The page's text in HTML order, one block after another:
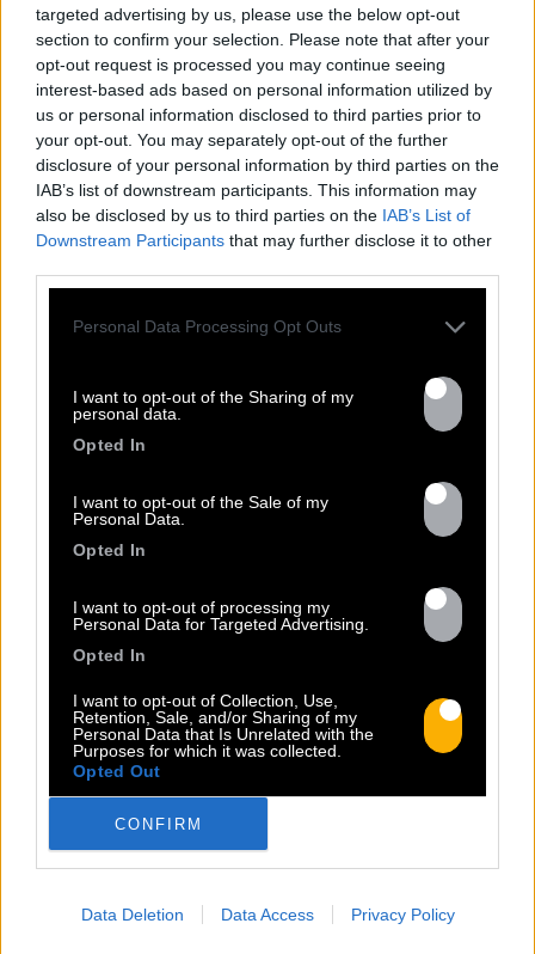
targeted advertising by us, please use the below opt-out
section to confirm your selection. Please note that after your
opt-out request is processed you may continue seeing
interest-based ads based on personal information utilized by
us or personal information disclosed to third parties prior to
your opt-out. You may separately opt-out of the further
disclosure of your personal information by third parties on the
IAB’s list of downstream participants. This information may
also be disclosed by us to third parties on the IAB’s List of
Downstream Participants that may further disclose it to other
Personal Data Processing Opt Outs
I want to opt-out of the Sharing of my
personal data.
Opted In
I want to opt-out of the Sale of my
Personal Data.
Opted In
I want to opt-out of processing my
Personal Data for Targeted Advertising.
Opted In
I want to opt-out of Collection, Use,
Retention, Sale, and/or Sharing of my
Personal Data that Is Unrelated with the
Purposes for which it was collected.
Opted Out
CONFIRM
Data Deletion Data Access Privacy Policy
TOUTES LES
ACTUS
13.07
portrait d’une virilité vacillante. Réalisé
par Rob Knudsen (Caba & JeanJass,
Georgio, Ascendant Vierge…), le clip met
en scène un cow-boy qui se prépare, on
le suit dans son rituel. Il s’habille, enfile
ses bottes, scelle son cheval, ajuste
routiniers, rassurants. Mais […]
Previous